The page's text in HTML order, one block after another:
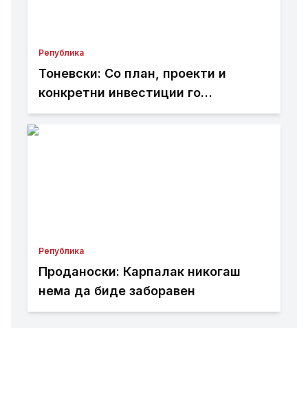
Република
Тоневски: Со план, проекти и
конкретни инвестиции го
развиваме секое населено место
Република
Проданоски: Карпалак никогаш
нема да биде заборавен